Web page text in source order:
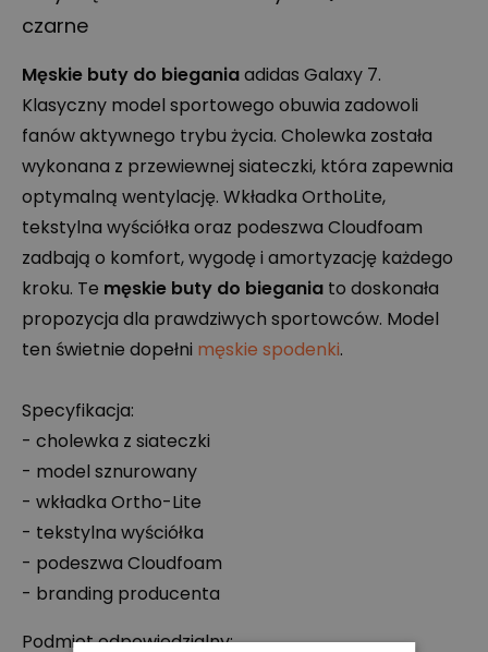
czarne
Męskie buty do bieganiaadidas Galaxy 7.
Klasyczny model sportowego obuwia zadowoli
fanów aktywnego trybu życia. Cholewka została
wykonana z przewiewnej siateczki, która zapewnia
optymalną wentylację. Wkładka OrthoLite,
tekstylna wyściółka oraz podeszwa Cloudfoam
zadbają o komfort, wygodę i amortyzację każdego
kroku. Te męskie buty do biegania to doskonała
propozycja dla prawdziwych sportowców. Model
ten świetnie dopełni męskie spodenki.
Specyfikacja:
- cholewka z siateczki
- model sznurowany
- wkładka Ortho-Lite
- tekstylna wyściółka
- podeszwa Cloudfoam
- branding producenta
Podmiot odpowiedzialny: